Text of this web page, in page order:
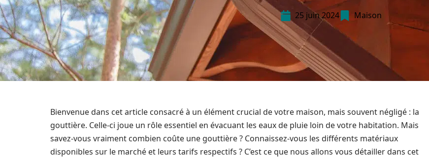
25 juin 2024 Maison
Bienvenue dans cet article consacré à un élément crucial de votre maison, mais souvent négligé : la
gouttière. Celle-ci joue un rôle essentiel en évacuant les eaux de pluie loin de votre habitation. Mais
savez-vous vraiment combien coûte une gouttière ? Connaissez-vous les différents matériaux
disponibles sur le marché et leurs tarifs respectifs ? C’est ce que nous allons vous détailler dans cet